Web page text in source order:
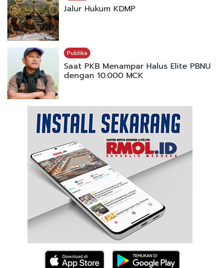
Jalur Hukum KDMP
Publika
Saat PKB Menampar Halus Elite PBNU
dengan 10.000 MCK